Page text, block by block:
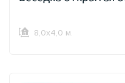
8,0х4,0 м.